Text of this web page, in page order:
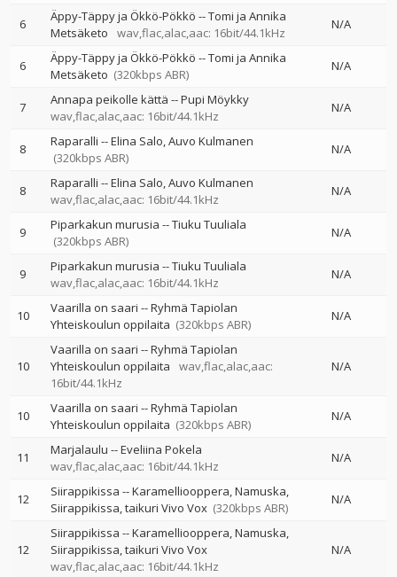
6 Äppy-Täppy ja Ökkö-Pökkö --Tomi ja Annika
Metsäketo
wav,flac,alac,aac: 16bit/44.1kHz
N/A
6 Äppy-Täppy ja Ökkö-Pökkö --Tomi ja Annika
Metsäketo (320kbps ABR)
N/A
7 Annapa peikolle kättä --Pupi Möykky
wav,flac,alac,aac: 16bit/44.1kHz
N/A
8 Raparalli --Elina Salo Auvo Kulmanen
(320kbps ABR)
N/A
8 Raparalli --Elina Salo Auvo Kulmanen
wav,flac,alac,aac: 16bit/44.1kHz
N/A
9 Piparkakun murusia --Tiuku Tuuliala
(320kbps ABR)
N/A
9 Piparkakun murusia --Tiuku Tuuliala
wav,flac,alac,aac: 16bit/44.1kHz
N/A
10 Vaarilla on saari --Ryhmä Tapiolan
Yhteiskoulun oppilaita (320kbps ABR)
N/A
10
Vaarilla on saari --Ryhmä Tapiolan
Yhteiskoulun oppilaita
wav,flac,alac,aac:
16bit/44.1kHz
N/A
10 Vaarilla on saari --Ryhmä Tapiolan
Yhteiskoulun oppilaita (320kbps ABR)
N/A
11 Marjalaulu --Eveliina Pokela
wav,flac,alac,aac: 16bit/44.1kHz
N/A
12 Siirappikissa --Karamelliooppera Namuska
Siirappikissa taikuri Vivo Vox (320kbps ABR)
N/A
12
Siirappikissa --Karamelliooppera Namuska
Siirappikissa taikuri Vivo Vox
wav,flac,alac,aac: 16bit/44.1kHz
N/A